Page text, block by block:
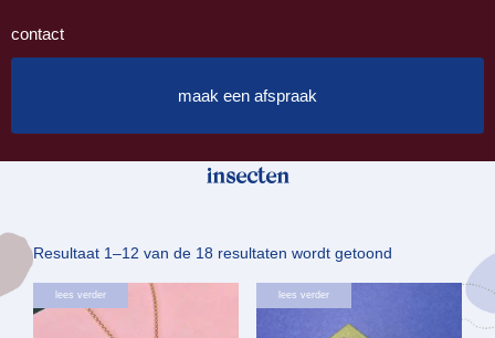
contact
maak een afspraak
insecten
Resultaat 1–12 van de 18 resultaten wordt getoond
op
lees verder lees verder